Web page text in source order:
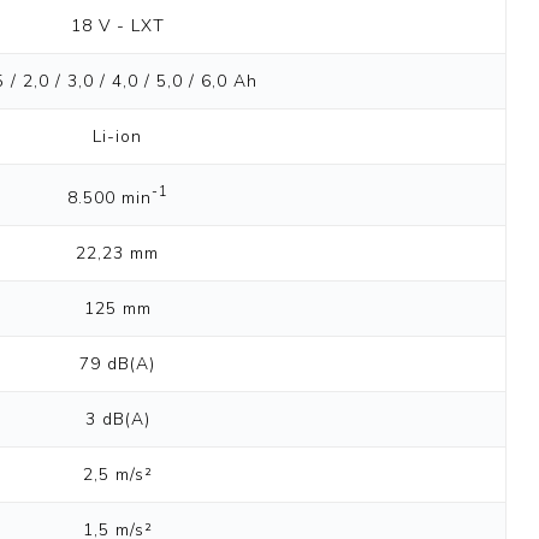
18 V - LXT
/ 2,0 / 3,0 / 4,0 / 5,0 / 6,0 Ah
Li-ion
8.500 min-1
22,23 mm
125 mm
79 dB(A)
3 dB(A)
2,5 m/s²
1,5 m/s²